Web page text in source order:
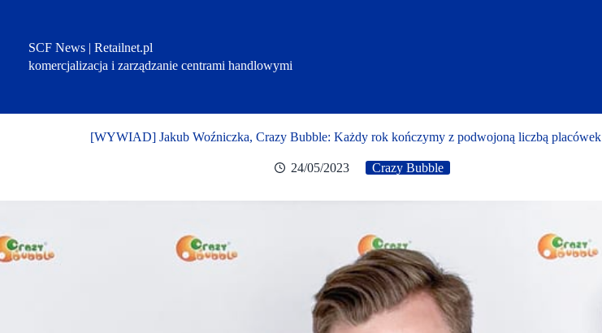
SCF News | Retailnet.pl
komercjalizacja i zarządzanie centrami handlowymi
[WYWIAD] Jakub Woźniczka, Crazy Bubble: Każdy rok kończymy z podwojoną liczbą placówek
24/05/2023 Crazy Bubble